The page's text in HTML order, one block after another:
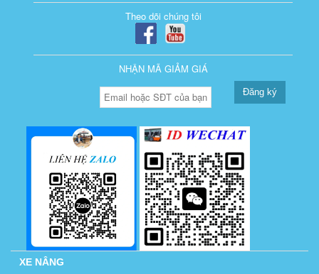
Theo dõi chúng tôi
NHẬN MÃ GIẢM GIÁ
Đăng ký
XE NÂNG